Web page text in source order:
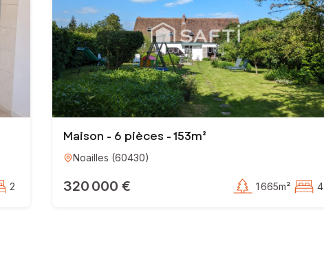
2
Maison - 6 pièces - 153m²
Noailles (60430)
320 000 € 1 665m² 4